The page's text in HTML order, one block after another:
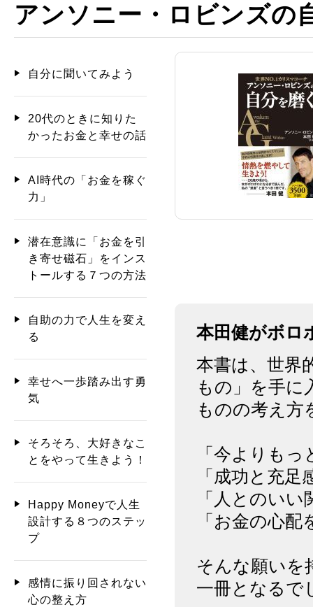
アンソニー・ロビンズの
本田健がボロ
本書は、世界
もの」を手に
ものの考え方
「今よりも
「成功と充
「人とのい
「お金の心
そんな願いを
一冊となるで
自分に聞いてみよう
20代のときに知りた
かったお金と幸せの話
AI時代の「お金を稼ぐ
力」
潜在意識に「お金を引
き寄せ磁石」をインス
トールする７つの方法
自助の力で人生を変え
る
幸せへ一歩踏み出す勇
気
そろそろ、大好きなこ
とをやって生きよう！
Happy Moneyで人生
設計する８つのステッ
プ
感情に振り回されない
心の整え方